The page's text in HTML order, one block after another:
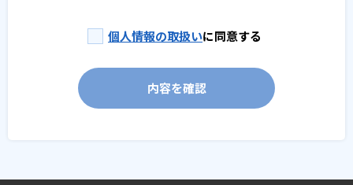
個人情報の取扱いに同意する
内容を確認